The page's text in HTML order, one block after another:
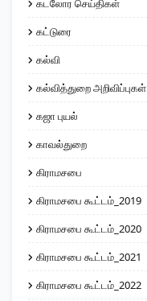
கடலோர செய்திகள்
கட்டுரை
கல்வி
கல்வித்துறை அறிவிப்புகள்
கஜா புயல்
காவல்துறை
கிராமசபை
கிராமசபை கூட்டம்_2019
கிராமசபை கூட்டம்_2020
கிராமசபை கூட்டம்_2021
கிராமசபை கூட்டம்_2022